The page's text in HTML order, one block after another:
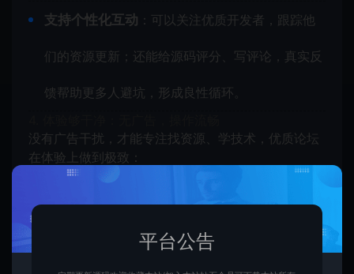
支持个性化互动 ：可以关注优质开发者，跟踪他
们的资源更新；还能给源码评分、写评论，真实反
馈帮助更多人避坑，形成良性循环。
没有广告干扰，才能专注找资源、学技术，优质论坛
在体验上做到极致：
无任何商业广告
平台公告